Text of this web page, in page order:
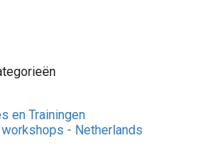
en Trainingen
- Netherlands